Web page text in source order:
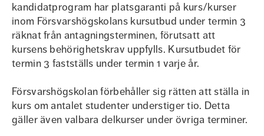
kandidatprogram har platsgaranti på kurs/kurser
inom Försvarshögskolans kursutbud under termin 3
räknat från antagningsterminen, förutsatt att
kursens behörighetskrav uppfylls. Kursutbudet för
termin 3 fastställs under termin 1 varje år.
Försvarshögskolan förbehåller sig rätten att ställa in
kurs om antalet studenter understiger tio. Detta
gäller även valbara delkurser under övriga terminer.